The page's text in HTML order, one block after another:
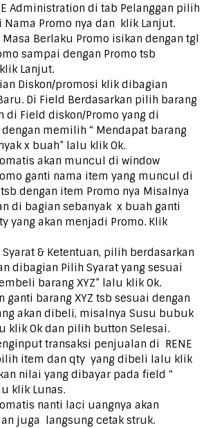
Administration di tab Pelanggan pilih
Nama Promo nya dan klik Lanjut.
Masa Berlaku Promo isikan dengan tgl
sampai dengan Promo tsb
Lanjut.
Diskon/promosi klik dibagian
Di Field Berdasarkan pilih barang
di Field diskon/Promo yang di
memilih “ Mendapat barang
x buah” lalu klik Ok.
akan muncul di window
ganti nama item yang muncul di
dengan item Promo nya Misalnya
di bagian sebanyak x buah ganti
yang akan menjadi Promo. Klik
& Ketentuan, pilih berdasarkan
dibagian Pilih Syarat yang sesuai
barang XYZ” lalu klik Ok.
ganti barang XYZ tsb sesuai dengan
akan dibeli, misalnya Susu bubuk
klik Ok dan pilih button Selesai.
transaksi penjualan di RENE
item dan qty yang dibeli lalu klik
nilai yang dibayar pada field “
klik Lunas.
nanti laci uangnya akan
juga langsung cetak struk.